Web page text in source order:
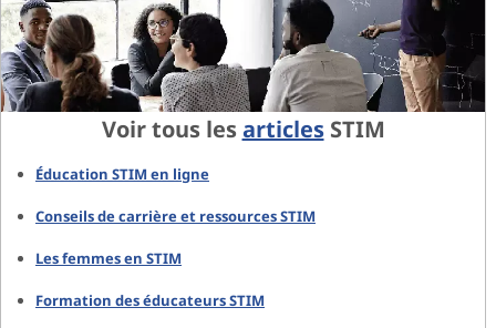
Voir tous lesarticlesSTIM
Éducation STIM en ligne
Conseils de carrière et ressources STIM
Les femmes en STIM
Formation des éducateurs STIM